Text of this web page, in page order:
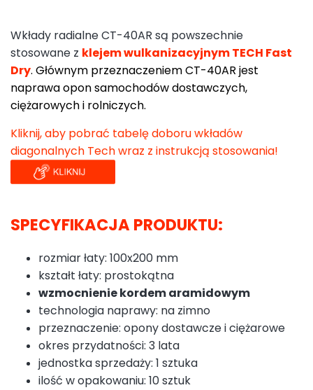
Wkłady radialne CT-40AR są powszechnie
stosowane z klejem wulkanizacyjnym TECH Fast
Dry. Głównym przeznaczeniem CT-40AR jest
naprawa opon samochodów dostawczych,
ciężarowych i rolniczych.
Kliknij, aby pobrać tabelę doboru wkładów
diagonalnych Tech wraz z instrukcją stosowania!
SPECYFIKACJA PRODUKTU:
rozmiar łaty: 100x200 mm
kształt łaty: prostokątna
wzmocnienie kordem aramidowym
technologia naprawy: na zimno
przeznaczenie: opony dostawcze i ciężarowe
okres przydatności: 3 lata
jednostka sprzedaży: 1 sztuka
ilość w opakowaniu: 10 sztuk